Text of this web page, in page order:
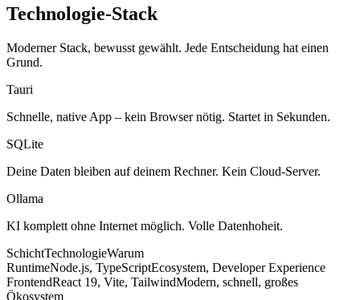
Technologie-Stack
Moderner Stack, bewusst gewählt. Jede Entscheidung hat einen
Grund.
Tauri
Schnelle, native App – kein Browser nötig. Startet in Sekunden.
SQLite
Deine Daten bleiben auf deinem Rechner. Kein Cloud-Server.
Ollama
KI komplett ohne Internet möglich. Volle Datenhoheit.
SchichtTechnologieWarum
RuntimeNode.js, TypeScriptEcosystem, Developer Experience
FrontendReact 19, Vite, TailwindModern, schnell, großes
Ökosystem